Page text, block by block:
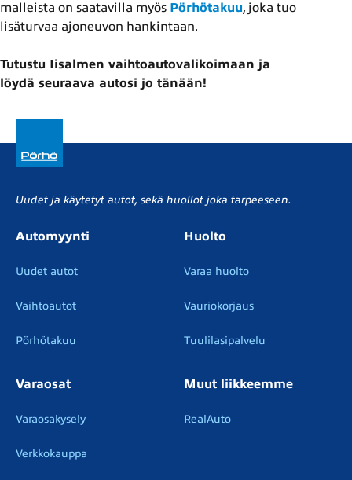
malleista on saatavilla myös Pörhötakuu, joka tuo
lisäturvaa ajoneuvon hankintaan.
Tutustu Iisalmen vaihtoautovalikoimaan ja
löydä seuraava autosi jo tänään!
Uudet ja käytetyt autot, sekä huollot joka tarpeeseen.
Automyynti
Uudet autot
Vaihtoautot
Pörhötakuu
Huolto
Varaa huolto
Vauriokorjaus
Tuulilasipalvelu
Varaosat
Varaosakysely
Verkkokauppa
Muut liikkeemme
RealAuto